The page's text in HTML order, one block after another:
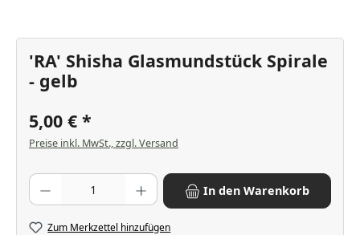
'RA' Shisha Glasmundstück Spirale
- gelb
5,00 €
Preise inkl. MwSt., zzgl. Versand
Produkt Anzahl: Gib den gewünschten Wert ein oder benutze die
In den Warenkorb
Zum Merkzettel hinzufügen